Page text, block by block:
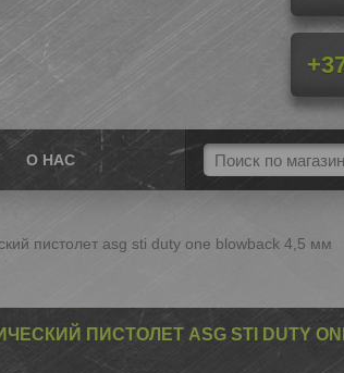
О НАС
пистолет asg sti duty one blowback 4,5 мм
ПИСТОЛЕТ ASG STI DUTY